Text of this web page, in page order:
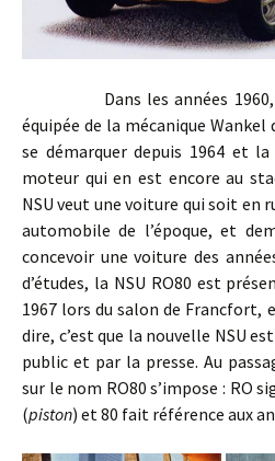
Dans les années 1960,
équipée de la mécanique
se démarquer depuis 1964 et
moteur qui en est encore au
NSU veut une voiture qui soit en
automobile de l’époque, et
concevoir une voiture des
d’études, la NSU RO80 est
1967 lors du salon de Francfort,
dire, c’est que la nouvelle NSU
public et par la presse. Au
sur le nom RO80 s’impose : RO
(piston) et 80 fait référence aux